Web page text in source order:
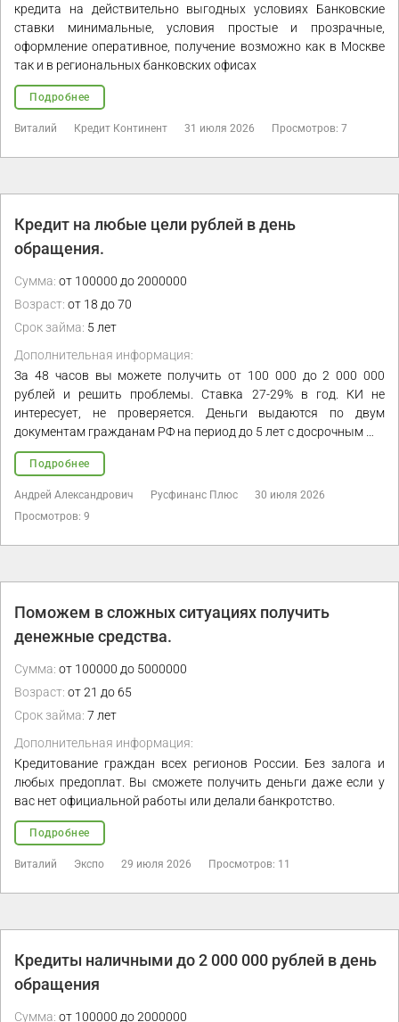
кредита на действительно выгодных условиях Банковские
ставки минимальные, условия простые и прозрачные,
оформление оперативное, получение возможно как в Москве
так и в региональных банковских офисах
Подробнее
Виталий Кредит Континент 31 июля 2026 Просмотров: 7
Кредит на любые цели рублей в день
обращения.
Сумма: от 100000 до 2000000
Возраст: от 18 до 70
Срок займа: 5 лет
Дополнительная информация:
За 48 часов вы можете получить от 100 000 до 2 000 000
рублей и решить проблемы. Ставка 27-29% в год. КИ не
интересует, не проверяется. Деньги выдаются по двум
документам гражданам РФ на период до 5 лет с досрочным …
Подробнее
Андрей Александрович Русфинанс Плюс
30 июля 2026
Просмотров: 9
Поможем в сложных ситуациях получить
денежные средства.
Сумма: от 100000 до 5000000
Возраст: от 21 до 65
Срок займа: 7 лет
Дополнительная информация:
Кредитование граждан всех регионов России. Без залога и
любых предоплат. Вы сможете получить деньги даже если у
вас нет официальной работы или делали банкротство.
Подробнее
Виталий Экспо 29 июля 2026 Просмотров: 11
Кредиты наличными до 2 000 000 рублей в день
обращения
Сумма: от 100000 до 2000000